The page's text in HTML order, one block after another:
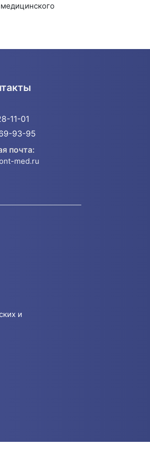
11-01
93-95
почта:
med.ru
и